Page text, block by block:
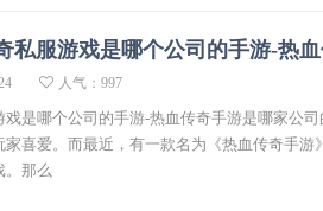
私服游戏是哪个公司的手游-热
人气：997
戏是哪个公司的手游-热血传奇手游是哪家公
家喜爱。而最近，有一款名为《热血传奇手
。那么